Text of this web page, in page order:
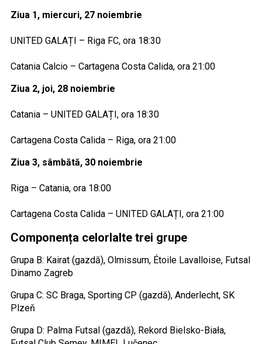
Ziua 1, miercuri, 27 noiembrie
UNITED GALAȚI – Riga FC, ora 18:30
Catania Calcio – Cartagena Costa Calida, ora 21:00
Ziua 2, joi, 28 noiembrie
Catania – UNITED GALAȚI, ora 18:30
Cartagena Costa Calida – Riga, ora 21:00
Ziua 3, sâmbătă, 30 noiembrie
Riga – Catania, ora 18:00
Cartagena Costa Calida – UNITED GALAȚI, ora 21:00
Componența celorlalte trei grupe
Grupa B: Kairat (gazdă), Olmissum, Étoile Lavalloise, Futsal
Dinamo Zagreb
Grupa C: SC Braga, Sporting CP (gazdă), Anderlecht, SK
Plzeň
Grupa D: Palma Futsal (gazdă), Rekord Bielsko-Biała,